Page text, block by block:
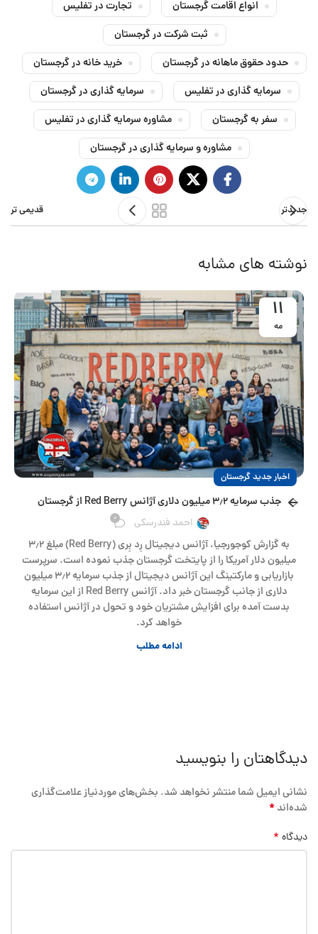
انواع اقامت گرجستان
تجارت در تفلیس
ثبت شرکت در گرجستان
حدود حقوق ماهانه در گرجستان
خرید خانه در گرجستان
سرمایه گذاری در تفلیس
سرمایه گذاری در گرجستان
سفر به گرجستان
مشاوره سرمایه گذاری در تفلیس
مشاوره و سرمایه گذاری در گرجستان
جدیدتر قدیمی تر
نوشته های مشابه
11
مه
اخبار جدید گرجستان
جذب سرمایه ۳٫۲ میلیون دلاری آژانس Red Berry از گرجستان
احمد فندرسکی 0
به گزارش کوجورجیا، آژانس دیجیتال رِد بِری (Red Berry) مبلغ ۳٫۲
میلیون دلار آمریکا را از پایتخت گرجستان جذب نموده است. سرپرست
بازاریابی و مارکتینگ این آژانس دیجیتال از جذب سرمایه ۳٫۲ میلیون
دلاری از جانب گرجستان خبر داد. آژانس Red Berry از این سرمایه
بدست آمده برای افزایش مشتریان خود و تحول در آژانس استفاده
خواهد کرد.
ادامه مطلب
دیدگاهتان را بنویسید
نشانی ایمیل شما منتشر نخواهد شد. بخش‌های موردنیاز علامت‌گذاری
شده‌اند*
دیدگاه *